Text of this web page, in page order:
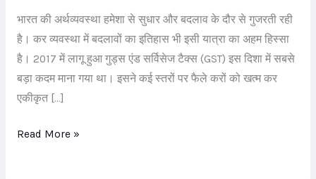
भारत की अर्थव्यवस्था हमेशा से सुधार और बदलाव के दौर से गुजरती रही
है। कर व्यवस्था में बदलावों का इतिहास भी इसी यात्रा का अहम हिस्सा
है। 2017 में लागू हुआ गुड्स एंड सर्विसेज टैक्स (GST) इस दिशा में सबसे
बड़ा कदम माना गया था। इसने कई स्तरों पर फैले करों को खत्म कर
एकीकृत […]
दौर
Read More »